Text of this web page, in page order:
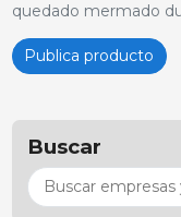
quedado mermado
Publica producto
Buscar